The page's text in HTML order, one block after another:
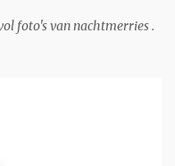
foto's van nachtmerries .